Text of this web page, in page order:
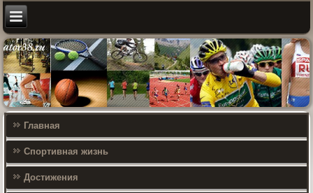
Главная
Спортивная жизнь
Достижения